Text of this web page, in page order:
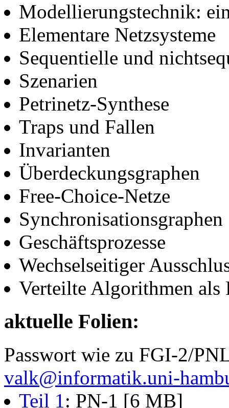
Modellierungstechnik:
Elementare Netzsysteme
Sequentielle und
Szenarien
Petrinetz-Synthese
Traps und Fallen
Invarianten
Überdeckungsgraphen
Free-Choice-Netze
Synchronisationsgraphen
Geschäftsprozesse
Wechselseitiger
Verteilte Algorithmen als
aktuelle Folien:
Passwort wie zu FGI-2/
valk@informatik.uni-
Teil 1: PN-1 [6 MB]